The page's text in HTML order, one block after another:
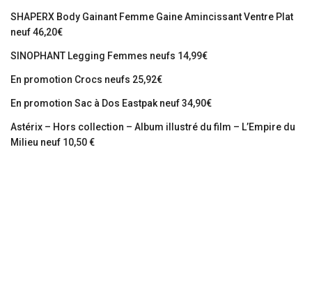
SHAPERX Body Gainant Femme Gaine Amincissant Ventre Plat
neuf 46,20€
SINOPHANT Legging Femmes neufs 14,99€
En promotion Crocs neufs 25,92€
En promotion Sac à Dos Eastpak neuf 34,90€
Astérix – Hors collection – Album illustré du film – L’Empire du
Milieu neuf 10,50 €